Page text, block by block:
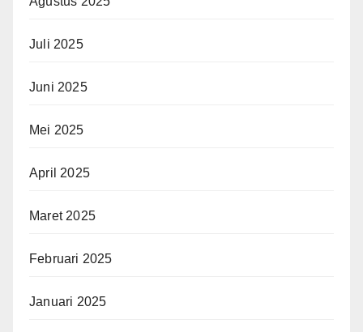
Juli 2025
Juni 2025
Mei 2025
April 2025
Maret 2025
Februari 2025
Januari 2025